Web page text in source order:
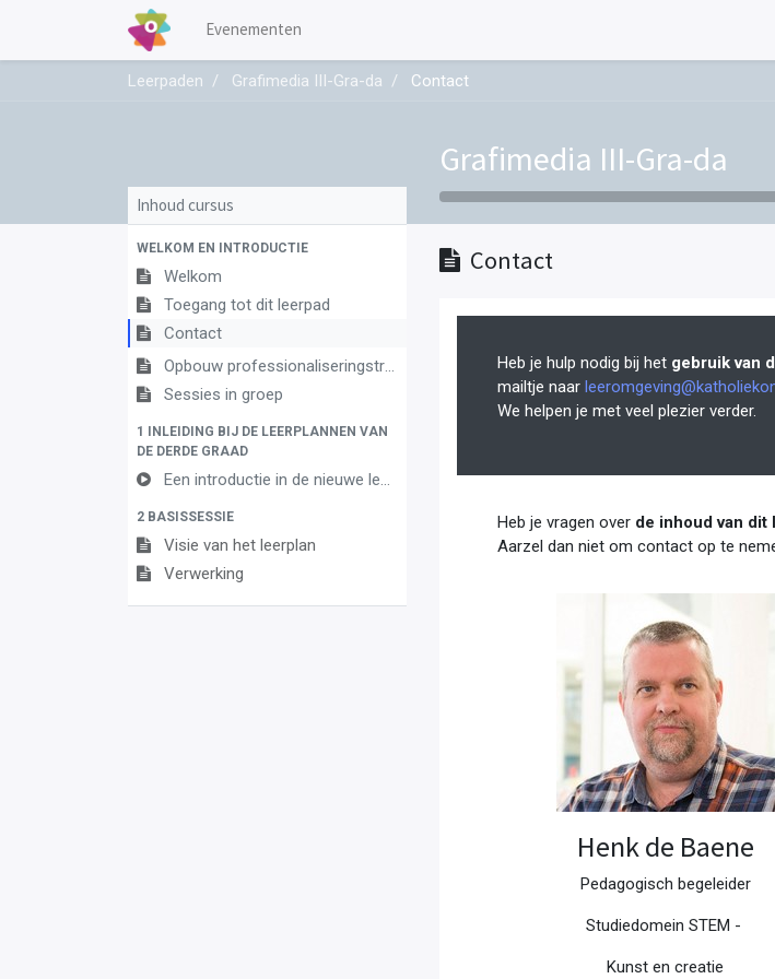
Evenementen
Leerpaden Grafimedia III-Gra-da Contact
Grafimedia III-Gra-da
Inhoud cursus
WELKOM EN INTRODUCTIE
Welkom
Toegang tot dit leerpad
Contact
Opbouw professionaliseringstraject
Sessies in groep
1 INLEIDING BIJ DE LEERPLANNEN VAN
DE DERDE GRAAD
Een introductie in de nieuwe leerplannen van de derde graad
2 BASISSESSIE
Visie van het leerplan
Verwerking
Contact
Heb je hulp nodig bij het gebruik van
mailtje naar
We helpen je met veel plezier verder.
Heb je vragen over de inhoud van dit
Aarzel dan niet om contact op te
Henk de Baene
Pedagogisch begeleider
Studiedomein STEM -
Kunst en creatie